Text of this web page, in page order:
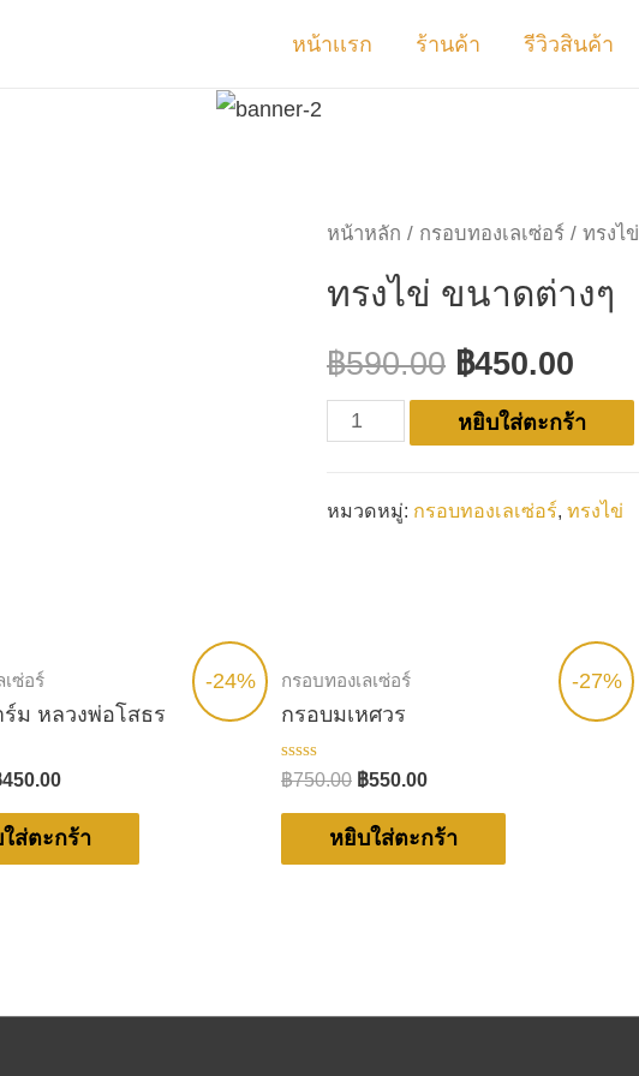
หน้าเเรก ร้านค้า รีวิวสินค้า
หน้าหลัก / กรอบทองเลเซ่อร์ / ทรงไข่
ทรงไข่ ขนาดต่างๆ
฿590.00 ฿450.00
หยิบใส่ตะกร้า
หมวดหมู่: กรอบทองเลเซ่อร์, ทรงไข่
-24%
เซ่อร์
ม หลวงพ่อโสธร
450.00
ส่ตะกร้า
-27%
กรอบทองเลเซ่อร์
กรอบมเหศวร
ให้
คะแนน
0
5
฿750.00 ฿550.00
หยิบใส่ตะกร้า